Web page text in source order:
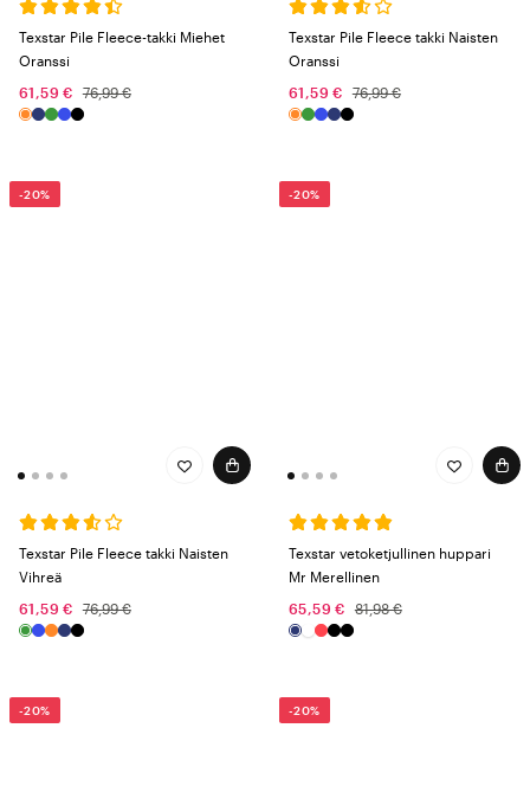
tänään!
Texstar Pile Fleece-takki Miehet
Oranssi
61,59 €
76,99 €
Texstar Pile Fleece takki Naisten
Oranssi
61,59 €
76,99 €
-20%
Texstar Pile Fleece takki Naisten
Vihreä
61,59 €
76,99 €
-20%
Texstar vetoketjullinen huppari
Mr Merellinen
65,59 €
81,98 €
-20% -20%